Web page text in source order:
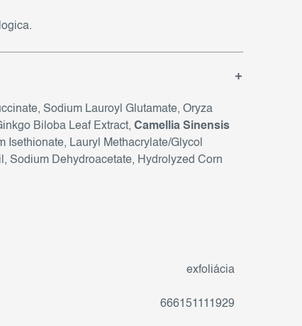
Sodium Lauroyl Glutamate, Oryza
Biloba Leaf Extract, Camellia Sinensis
Isethionate, Lauryl Methacrylate/Glycol
Sodium Dehydroacetate, Hydrolyzed Corn
exfoliácia
666151111929